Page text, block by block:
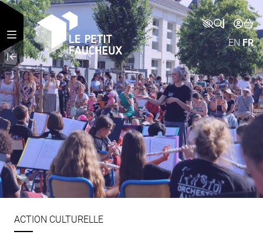
Aller au contenu principal
EN FR
ACTION CULTURELLE